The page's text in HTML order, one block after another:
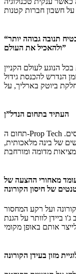
“המטרה של המצאות בתחום החקלאות היא להבטיח תנובה גבוהה יותר
ולהאכיל את העולם”
הנוגע לעולם הקניין
הנדרש להכנסת גידול
העתיד בתחום הנדל”ן
תחום ה-Prop Tech משנה את הדרך בה אנחנו בונים וקונים נכסים.
של בינה מלאכותית,
מאחורי ההצעה של
ועל רקע המחסור
ביידן לוותר על הגנת
מזון בעידן הקורונה